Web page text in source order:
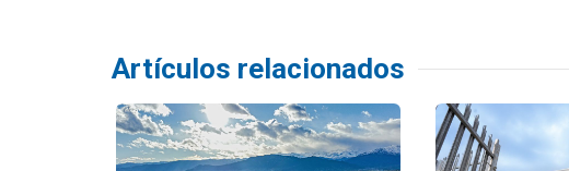
Artículos relacionados